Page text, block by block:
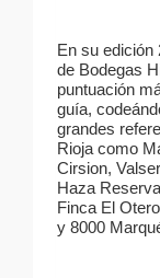
En su edición
de Bodegas
puntuación
guía,
grandes
Rioja como
Cirsion,
Haza
Finca El
y 8000